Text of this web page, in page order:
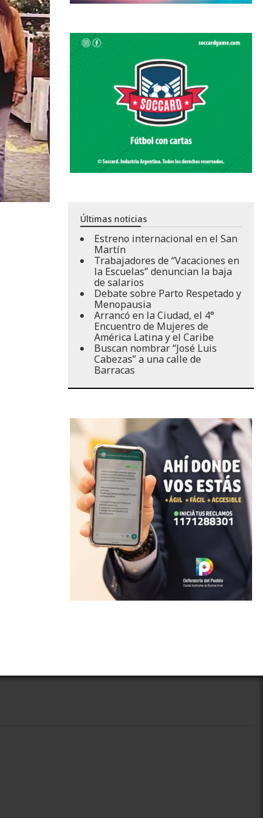
Últimas noticias
Estreno internacional en el San
Martín
Trabajadores de “Vacaciones en
la Escuelas” denuncian la baja
de salarios
Debate sobre Parto Respetado y
Menopausia
Arrancó en la Ciudad, el 4°
Encuentro de Mujeres de
América Latina y el Caribe
Buscan nombrar “José Luis
Cabezas” a una calle de
Barracas